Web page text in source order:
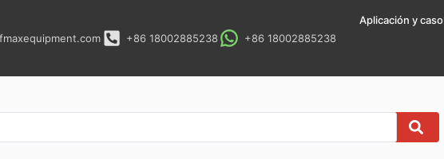
+86 18002885238 +86 18002885238
Aplicación y caso